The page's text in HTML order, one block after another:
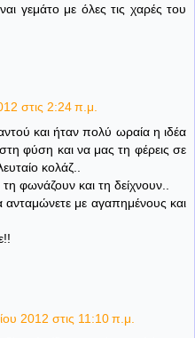
γεμάτο με όλες τις χαρές του
στις 2:24 π.μ.
και ήταν πολύ ωραία η ιδέα
φύση και να μας τη φέρεις σε
κολάζ..
φωνάζουν και τη δείχνουν..
με αγαπημένους και
2012 στις 11:10 π.μ.